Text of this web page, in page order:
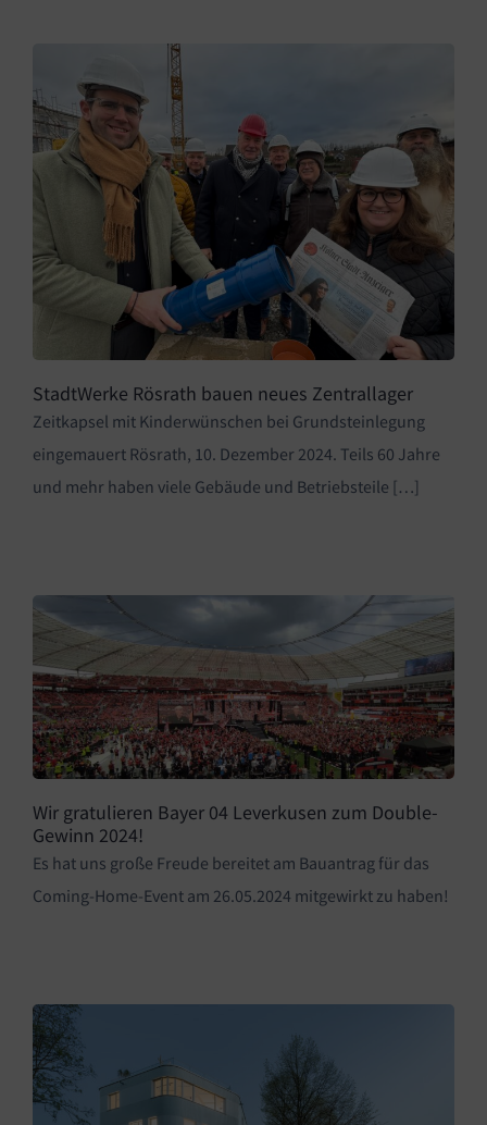
StadtWerke Rösrath bauen neues Zentrallager
Zeitkapsel mit Kinderwünschen bei Grundsteinlegung
eingemauert Rösrath, 10. Dezember 2024. Teils 60 Jahre
und mehr haben viele Gebäude und Betriebsteile […]
Wir gratulieren Bayer 04 Leverkusen zum Double-
Gewinn 2024!
Es hat uns große Freude bereitet am Bauantrag für das
Coming-Home-Event am 26.05.2024 mitgewirkt zu haben!